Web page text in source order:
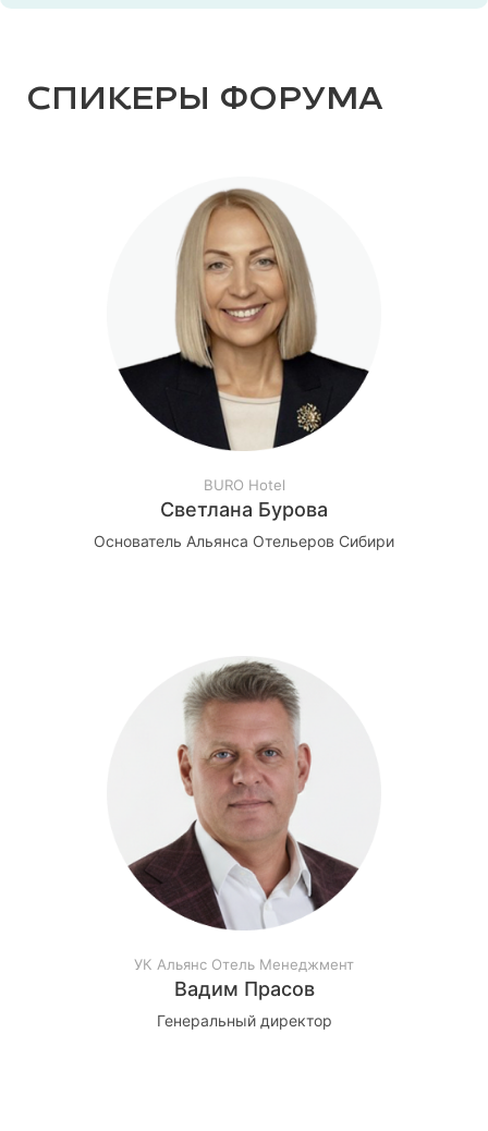
СПИКЕРЫ ФОРУМА
BURO Hotel
Светлана Бурова
Основатель Альянса Отельеров Сибири
УК Альянс Отель Менеджмент
Вадим Прасов
Генеральный директор